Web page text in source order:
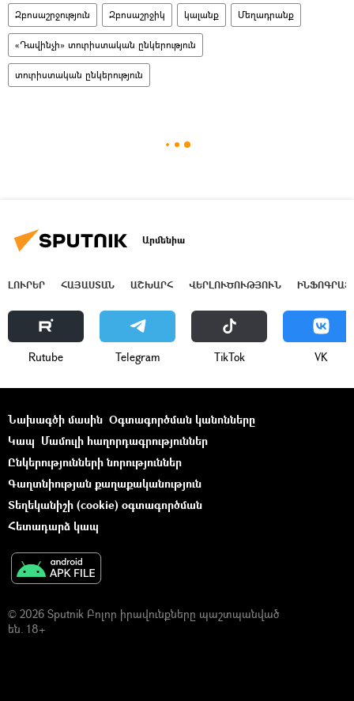
Զբոսաշրջություն Զբոսաշրջիկ կալանք Մեղադրանք
«Դավինչի» տուրիստական ընկերություն
տուրիստական ընկերություն
Արմենիա
ԼՈՒՐԵՐ ՀԱՅԱՍՏԱՆ ԱՇԽԱՐՀ ՎԵՐԼՈՒԾՈՒԹՅՈՒՆ
Rutube Telegram ТikТоk VK
Նախագծի մասին Օգտագործման կանոնները
Կապ Մամուլի հաղորդագրություններ
Ընկերությունների նորություններ
Գաղտնիության քաղաքականություն
Տեղեկանիշի (cookie) օգտագործման
Հետադարձ կապ
© 2026 Sputnik Բոլոր իրավունքները պաշտպանված
են. 18+